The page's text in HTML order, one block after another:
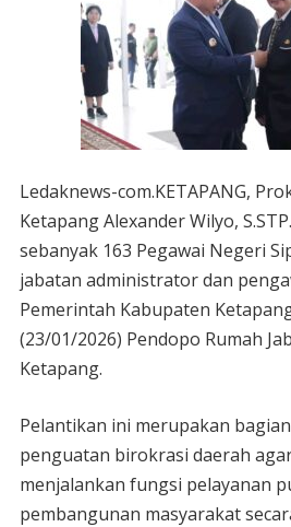
Ledaknews-com.KETAPANG,
Ketapang Alexander Wilyo,
sebanyak 163 Pegawai Negeri
jabatan administrator dan
Pemerintah Kabupaten
(23/01/2026) Pendopo Rumah
Ketapang.
Pelantikan ini merupakan
penguatan birokrasi daerah
menjalankan fungsi pelayanan
pembangunan masyarakat